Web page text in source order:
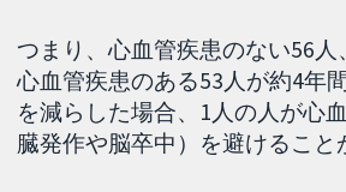
つまり、心血管疾患のない56
心血管疾患のある53人が約4年
を減らした場合、1人の人が心
臓発作や脳卒中）を避けること